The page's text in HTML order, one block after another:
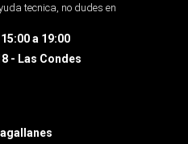
tecnica, no dudes en
a 19:00
- Las Condes